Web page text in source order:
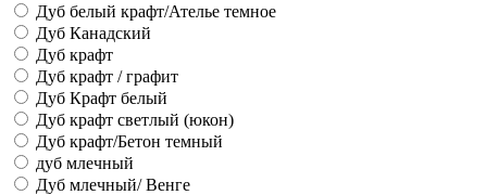
Дуб белый крафт/Ателье темное
Дуб Канадский
Дуб крафт
Дуб крафт / графит
Дуб Крафт белый
Дуб крафт светлый (юкон)
Дуб крафт/Бетон темный
дуб млечный
Дуб млечный/ Венге